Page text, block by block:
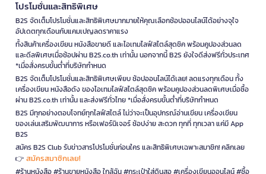
โปรโมชั่นและสิทธิพิเศษ
B2S จัดเต็มโปรโมชั่นและสิทธิพิเศษมากมายให้คุณเลือกช้อปออนไลน์ได้อย่างจุใจ
อัปเดตทุกเดือนกับแคมเปญลดราคาแรง
ทั้งสินค้าเครื่องเขียน หนังสือขายดี และไอเทมไลฟ์สไตล์สุดชิค พร้อมคูปองส่วนลด
และดีลพิเศษเมื่อช้อปผ่าน B2S.co.th เท่านั้น นอกจากนี้ B2S ยังใจดีส่งฟรีทั่วประเทศ
*เมื่อสั่งครบขั้นต่ำที่บริษัทกำหนด
B2S จัดเต็มโปรโมชั่นและสิทธิพิเศษเพียบ ช้อปออนไลน์ได้เลย! ลดแรงทุกเดือน ทั้ง
เครื่องเขียน หนังสือดัง ของไอเทมไลฟ์สไตล์สุดชิค พร้อมคูปองส่วนลดพิเศษเมื่อซื้อ
ผ่าน B2S.co.th เท่านั้น และส่งฟรีทั่วไทย *เมื่อสั่งครบขั้นต่ำที่บริษัทกำหนด
B2S มีทุกอย่างตอบโจทย์ทุกไลฟ์สไตล์ ไม่ว่าจะเป็นอุปกรณ์อ่านเขียน เครื่องเขียน
ของเล่นเสริมพัฒนาการ หรือเฟอร์นิเจอร์ ช้อปง่าย สะดวก ทุกที่ ทุกเวลา แค่มี App
B2S
สมัคร B2S Club รับข่าวสารโปรโมชั่นก่อนใคร และสิทธิพิเศษเฉพาะสมาชิก! คลิกเลย
👉 สมัครสมาชิกเลย!
#ร้านหนังสือ #ร้านขายหนังสือ ใกล้ฉัน #กระเป๋าใส่ดินสอ #เครื่องเขียนออนไลน์ #ซื้อ